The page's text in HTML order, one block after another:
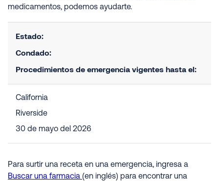
medicamentos, podemos ayudarte.
Estado:
Condado:
Procedimientos de emergencia vigentes hasta el:
California
Riverside
30 de mayo del 2026
Para surtir una receta en una emergencia, ingresa a
Buscar una farmacia (en inglés) para encontrar una